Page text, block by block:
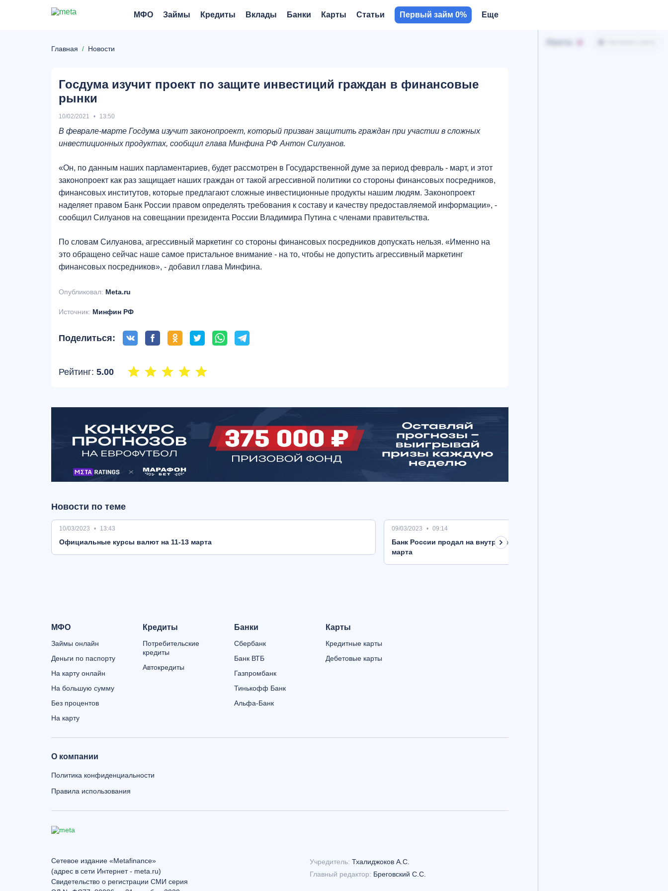
МФО Займы Кредиты Вклады Банки Карты Статьи Первый займ 0% Еще
Главная Новости
Госдума изучит проект по защите инвестиций граждан в финансовые
рынки
10/02/2021 13:50
В феврале-марте Госдума изучит законопроект, который призван защитить граждан при участии в сложных
инвестиционных продуктах, сообщил глава Минфина РФ Антон Силуанов.
«Он, по данным наших парламентариев, будет рассмотрен в Государственной думе за период февраль - март, и этот
законопроект как раз защищает наших граждан от такой агрессивной политики со стороны финансовых посредников,
финансовых институтов, которые предлагают сложные инвестиционные продукты нашим людям. Законопроект
наделяет правом Банк России правом определять требования к составу и качеству предоставляемой информации», -
сообщил Силуанов на совещании президента России Владимира Путина с членами правительства.
По словам Силуанова, агрессивный маркетинг со стороны финансовых посредников допускать нельзя. «Именно на
это обращено сейчас наше самое пристальное внимание - на то, чтобы не допустить агрессивный маркетинг
финансовых посредников», - добавил глава Минфина.
Опубликовал: Meta.ru
Источник: Минфин РФ
Поделиться:
Рейтинг: 5.00
Новости по теме
10/03/2023 13:43
Oфициальные курсы валют на 11-13 марта
09/03/2023 09:14
Банк России продал на внутреннем рынке валюту на 8,9 млрд рублей с
марта
МФО
Займы онлайн
Деньги по паспорту
На карту онлайн
На большую сумму
Без процентов
На карту
Кредиты
Потребительские
кредиты
Автокредиты
Банки
Сбербанк
Банк ВТБ
Газпромбанк
Тинькофф Банк
Альфа-Банк
Карты
Кредитные карты
Дебетовые карты
О компании
Политика конфиденциальности
Правила использования
Сетевое издание «Metafinance»
(адрес в сети Интернет - meta.ru)
Свидетельство о регистрации СМИ серия
Учредитель: Тхалиджоков А.С.
Главный редактор: Бреговский С.С.
Лента